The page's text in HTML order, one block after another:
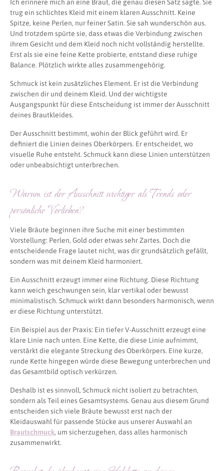
Ich erinnere mich an eine Braut, die genau diesen Satz sagte. Sie
trug ein schlichtes Kleid mit einem klaren Ausschnitt. Keine
Spitze, keine Perlen, nur feiner Satin. Sie sah wunderschön aus.
Und trotzdem spürte sie, dass etwas die Verbindung zwischen
ihrem Gesicht und dem Kleid noch nicht vollständig herstellte.
Erst als sie eine feine Kette probierte, entstand diese ruhige
Balance. Plötzlich wirkte alles zusammengehörig.
Schmuck ist kein zusätzliches Element. Er ist die Verbindung
zwischen dir und deinem Kleid. Und der wichtigste
Ausgangspunkt für diese Entscheidung ist immer der Ausschnitt
deines Brautkleides.
Der Ausschnitt bestimmt, wohin der Blick geführt wird. Er
definiert die Linien deines Oberkörpers. Er entscheidet, wo
visuelle Ruhe entsteht. Schmuck kann diese Linien unterstützen
oder unbeabsichtigt unterbrechen.
Warum ist der Ausschnitt wichtiger als Trends oder
persönliche Vorlieben?
Viele Bräute beginnen ihre Suche mit einer bestimmten
Vorstellung: Perlen, Gold oder etwas sehr Zartes. Doch die
entscheidende Frage lautet nicht, was dir grundsätzlich gefällt,
sondern was mit deinem Kleid harmoniert.
Ein Ausschnitt erzeugt immer eine Richtung. Diese Richtung
kann weich geschwungen sein, klar vertikal oder bewusst
minimalistisch. Schmuck wirkt dann besonders harmonisch, wenn
er diese Richtung unterstützt.
Ein Beispiel aus der Praxis: Ein tiefer V-Ausschnitt erzeugt eine
klare Linie nach unten. Eine Kette, die diese Linie aufnimmt,
verstärkt die elegante Streckung des Oberkörpers. Eine kurze,
runde Kette hingegen würde diese Bewegung unterbrechen und
das Gesamtbild optisch verkürzen.
Deshalb ist es sinnvoll, Schmuck nicht isoliert zu betrachten,
sondern als Teil eines Gesamtsystems. Genau aus diesem Grund
entscheiden sich viele Bräute bewusst erst nach der
Kleidauswahl für passende Stücke aus unserer Auswahl an
Brautschmuck, um sicherzugehen, dass alles harmonisch
zusammenwirkt.